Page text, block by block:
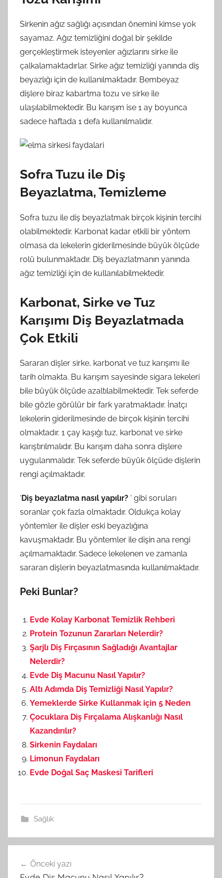
Sirkenin ağız sağlığı açısından önemini kimse yok
sayamaz. Ağız temizliğini doğal bir şekilde
gerçekleştirmek isteyenler ağızlarını sirke ile
çalkalamaktadırlar. Sirke ağız temizliği yanında diş
beyazlığı için de kullanılmaktadır. Bembeyaz
dişlere biraz kabartma tozu ve sirke ile
ulaşılabilmektedir. Bu karışım ise 1 ay boyunca
sadece haftada 1 defa kullanılmalıdır.
Sofra Tuzu ile Diş
Beyazlatma, Temizleme
Sofra tuzu ile diş beyazlatmak birçok kişinin tercihi
olabilmektedir. Karbonat kadar etkili bir yöntem
olmasa da lekelerin giderilmesinde büyük ölçüde
rolü bulunmaktadır. Diş beyazlatmanın yanında
ağız temizliği için de kullanılabilmektedir.
Karbonat, Sirke ve Tuz
Karışımı Diş Beyazlatmada
Çok Etkili
Sararan dişler sirke, karbonat ve tuz karışımı ile
tarih olmakta. Bu karışım sayesinde sigara lekeleri
bile büyük ölçüde azaltılabilmektedir. Tek seferde
bile gözle görülür bir fark yaratmaktadır. İnatçı
lekelerin giderilmesinde de birçok kişinin tercihi
olmaktadır. 1 çay kaşığı tuz, karbonat ve sirke
karıştırılmalıdır. Bu karışım daha sonra dişlere
uygulanmalıdır. Tek seferde büyük ölçüde dişlerin
rengi açılmaktadır.
‘Diş beyazlatma nasıl yapılır? ‘ gibi soruları
soranlar çok fazla olmaktadır. Oldukça kolay
yöntemler ile dişler eski beyazlığına
kavuşmaktadır. Bu yöntemler ile dişin ana rengi
açılmamaktadır. Sadece lekelenen ve zamanla
sararan dişlerin beyazlatmasında kullanılmaktadır.
Peki Bunlar?
Evde Kolay Karbonat Temizlik Rehberi
Protein Tozunun Zararları Nelerdir?
Şarjlı Diş Fırçasının Sağladığı Avantajlar
Nelerdir?
Evde Diş Macunu Nasıl Yapılır?
Altı Adımda Diş Temizliği Nasıl Yapılır?
Yemeklerde Sirke Kullanmak için 5 Neden
Çocuklara Diş Fırçalama Alışkanlığı Nasıl
Kazandırılır?
Sirkenin Faydaları
Limonun Faydaları
Evde Doğal Saç Maskesi Tarifleri
Sağlık
YazıÖnceki yazı